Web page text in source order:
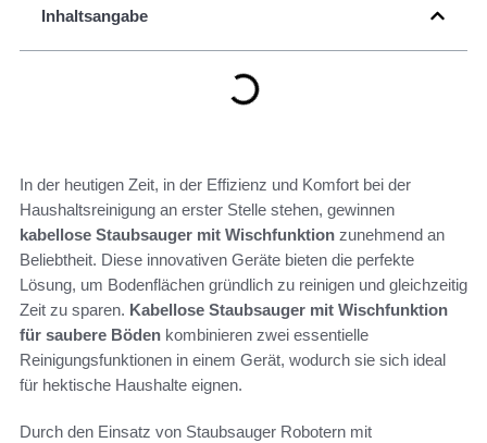
Inhaltsangabe
In der heutigen Zeit, in der Effizienz und Komfort bei der
Haushaltsreinigung an erster Stelle stehen, gewinnen
kabellose Staubsauger mit Wischfunktion zunehmend an
Beliebtheit. Diese innovativen Geräte bieten die perfekte
Lösung, um Bodenflächen gründlich zu reinigen und gleichzeitig
Zeit zu sparen. Kabellose Staubsauger mit Wischfunktion
für saubere Böden kombinieren zwei essentielle
Reinigungsfunktionen in einem Gerät, wodurch sie sich ideal
für hektische Haushalte eignen.
Durch den Einsatz von Staubsauger Robotern mit